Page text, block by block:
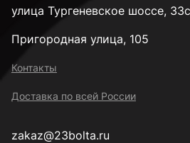
улица Тургеневское шоссе,
Пригородная улица, 105
Контакты
Доставка по всей России
zakaz@23bolta.ru